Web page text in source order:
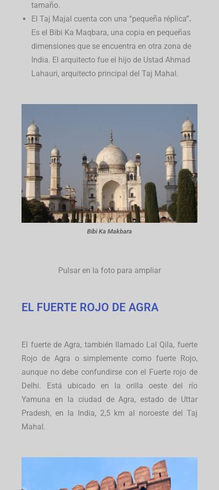
tamaño.
El Taj Majal cuenta con una “pequeña réplica”.
Es el Bibi Ka Maqbara, una copia en pequeñas
dimensiones que se encuentra en otra zona de
India. El arquitecto fue el hijo de Ustad Ahmad
Lahauri, arquitecto principal del Taj Mahal.
Bibi Ka Makbara
Pulsar en la foto para ampliar
EL FUERTE ROJO DE AGRA
El fuerte de Agra, también llamado Lal Qila, fuerte
Rojo de Agra o simplemente como fuerte Rojo,
aunque no debe confundirse con el Fuerte rojo de
Delhi. Está ubicado en la orilla oeste del río
Yamuna en la ciudad de Agra, estado de Uttar
Pradesh, en la India, 2,5 km al noroeste del Taj
Mahal.